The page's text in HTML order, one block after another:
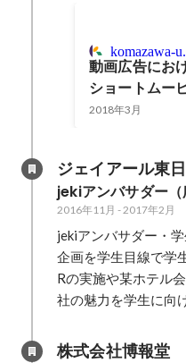
komazawa-
動画広告にお
ショートムー
語広告内の. 切
2018年3月
ジェイアール東
jekiアンバサダー（
2016年11月 -2017年2月
jekiアンバサダー・
企画を学生目線で学
Rの実施や某ホテル
社の魅力を学生に向
株式会社博報堂